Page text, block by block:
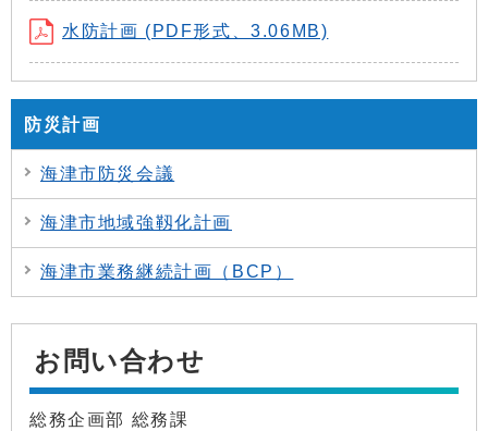
水防計画 (PDF形式、3.06MB)
防災計画
海津市防災会議
海津市地域強靱化計画
海津市業務継続計画（BCP）
お問い合わせ
総務企画部 総務課